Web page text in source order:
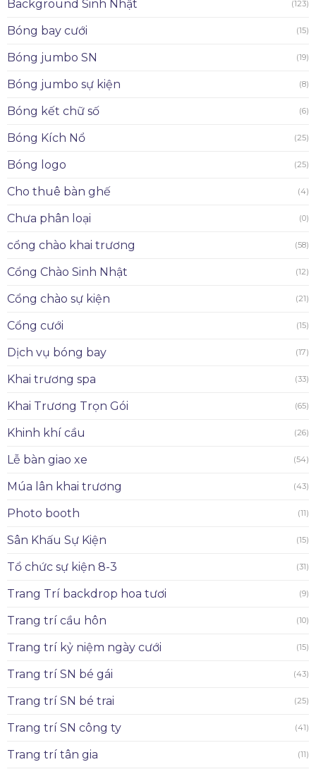
Background Sinh Nhật (123)
Bóng bay cưới (15)
Bóng jumbo SN (19)
Bóng jumbo sự kiện (8)
Bóng kết chữ số (6)
Bóng Kích Nổ (25)
Bóng logo (25)
Cho thuê bàn ghế (4)
Chưa phân loại (0)
cổng chào khai trương (58)
Cổng Chào Sinh Nhật (12)
Cổng chào sự kiện (21)
Cổng cưới (15)
Dịch vụ bóng bay (17)
Khai trương spa (33)
Khai Trương Trọn Gói (65)
Khinh khí cầu (26)
Lễ bàn giao xe (54)
Múa lân khai trương (43)
Photo booth (11)
Sân Khấu Sự Kiện (15)
Tổ chức sự kiện 8-3 (31)
Trang Trí backdrop hoa tươi (9)
Trang trí cầu hôn (10)
Trang trí kỷ niệm ngày cưới (15)
Trang trí SN bé gái (43)
Trang trí SN bé trai (25)
Trang trí SN công ty (41)
Trang trí tân gia (11)